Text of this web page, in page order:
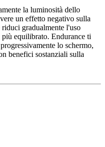
la luminosità dello
un effetto negativo sulla
gradualmente l'uso
più equilibrato. Endurance ti
lo schermo,
benefici sostanziali sulla